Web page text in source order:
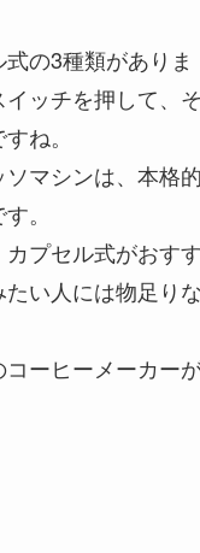
の3種類がありま
ッチを押して、そ
ね。
マシンは、本格的
。
プセル式がおすす
い人には物足りな
ーヒーメーカー